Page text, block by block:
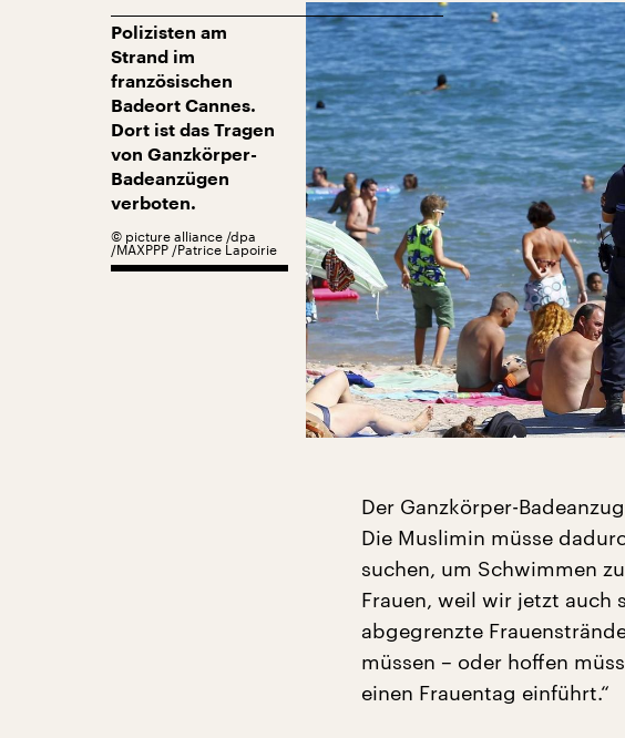
Polizisten am
Strand im
französischen
Badeort Cannes.
Dort ist das Tragen
von Ganzkörper-
Badeanzügen
verboten.
© picture alliance /dpa
/MAXPPP /Patrice Lapoirie
Der Ganzkörper-
Die Muslimin müsse
suchen, um Schwimmen
Frauen, weil wir jetzt auch
abgegrenzte
müssen – oder hoffen
einen Frauentag einführt.“